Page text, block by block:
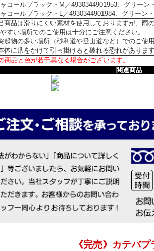
コールブラック・M／4930344901953、グリーン
コールブラック・L／4930344901984、グリーン
商品は滑りにくい素材を使用しておりますが、雨
すい場所でのご使用は十分にご注意ください。
起物の多い場所（砂利道や登山道など）でのご使
体に爪をかけて引っ掛けると破れる恐れがありま
品と色が若干異なる場合がございます。
関連商品
《完売》カテバ